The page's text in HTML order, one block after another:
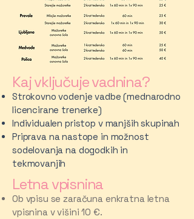
Kaj vključuje vadnina?
Strokovno vodenje vadbe (mednarodno
licencirane trenerke)
Individualen pristop v manjših skupinah
Priprava na nastope in možnost
sodelovanja na dogodkih in
tekmovanjih
Letna vpisnina
Ob vpisu se zaračuna enkratna letna
vpisnina v višini 10 €.